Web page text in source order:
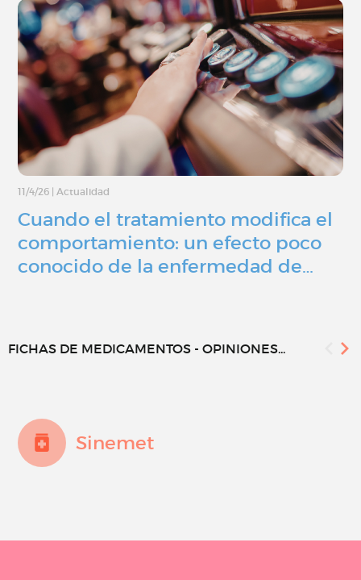
11/4/26 Actualidad
Cuando el tratamiento modifica el
comportamiento: un efecto poco
conocido de la enfermedad de…
FICHAS DE MEDICAMENTOS - OPINIONES...
Sinemet